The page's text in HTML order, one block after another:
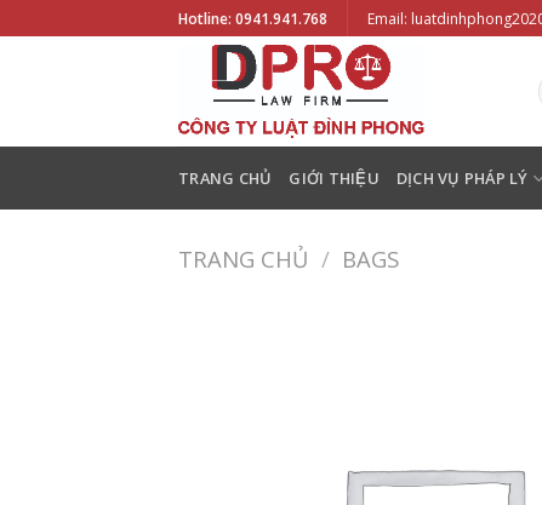
to
Hotline: 0941.941.768 Email:
TRANG CHỦ GIỚI THIỆU DỊCH VỤ PHÁP LÝ
TRANG CHỦ / BAGS